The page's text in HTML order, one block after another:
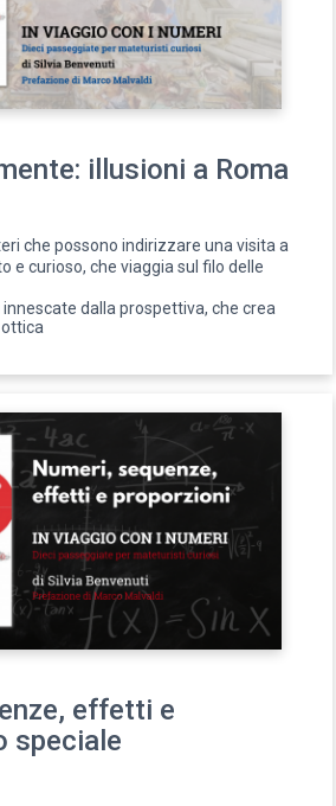
illusioni a Roma
che possono indirizzare una visita a
e curioso, che viaggia sul filo delle
dalla prospettiva, che crea
effetti e
speciale